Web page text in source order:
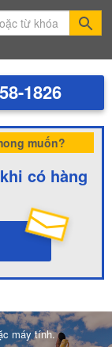
1826
muốn?
có hàng
máy tính.